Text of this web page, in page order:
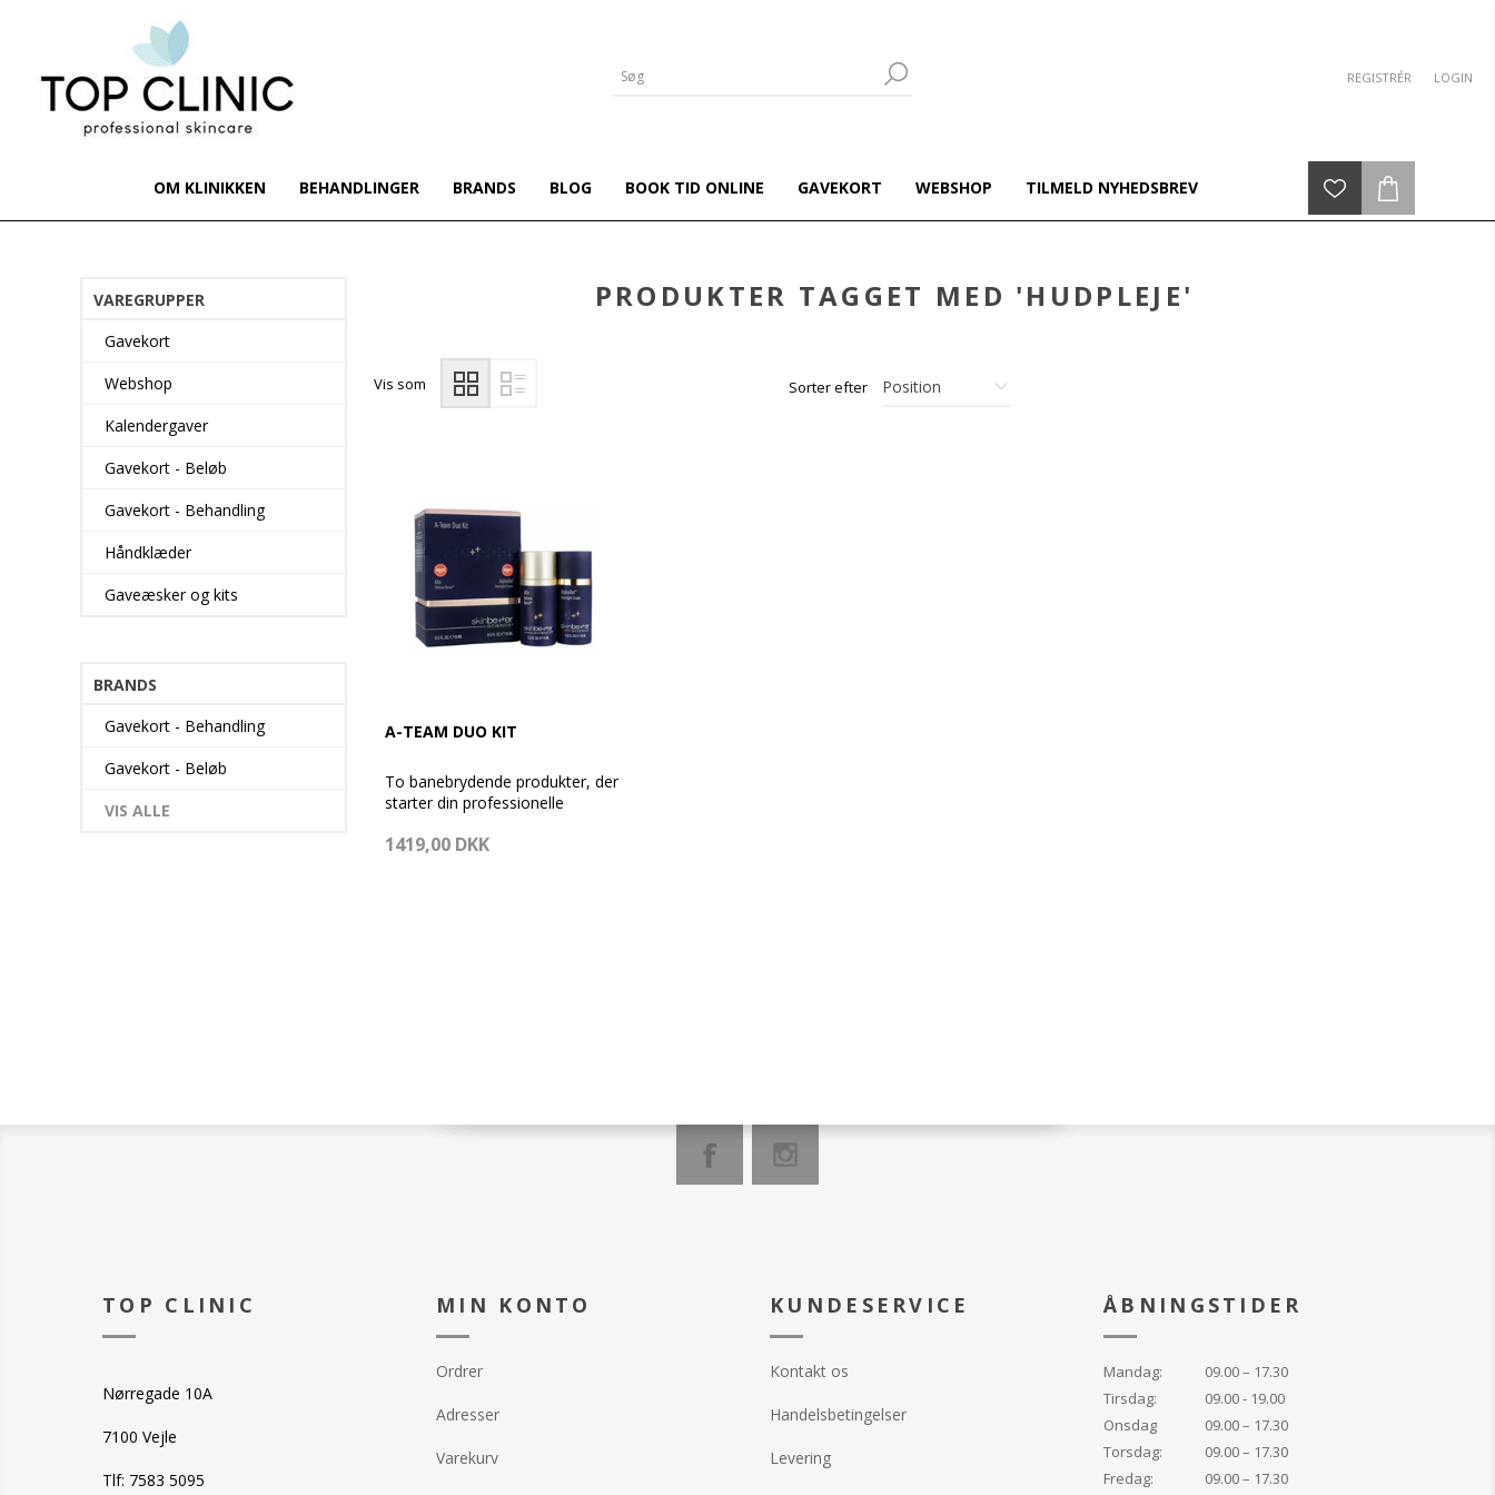
REGISTRÉR LOGIN
OM KLINIKKEN BEHANDLINGER BRANDS BLOG BOOK TID ONLINE GAVEKORT WEBSHOP TILMELD NYHEDSBREV
PRODUKTER TAGGET MED 'HUDPLEJE'
Vis som Sorter efter
A-TEAM DUO KIT
To banebrydende produkter, der
starter din professionelle
Værdi: 1.495,-
bekæmper trist hud, rødme og
teknologi, der kombinerer AHA
og Retinoid for synlige resultater
1419,00 DKK
VAREGRUPPER
Gavekort
Webshop
Kalendergaver
Gavekort - Beløb
Gavekort - Behandling
Håndklæder
Gaveæsker og kits
BRANDS
Gavekort - Behandling
Gavekort - Beløb
VIS ALLE
TOP CLINIC
Nørregade 10A
7100 Vejle
Tlf: 7583 5095
MIN KONTO
Ordrer
Adresser
Varekurv
KUNDESERVICE
Kontakt os
Handelsbetingelser
Levering
ÅBNINGSTIDER
Mandag:
09.00 – 17.30
Tirsdag:
09.00 - 19.00
Onsdag
09.00 – 17.30
Torsdag:
09.00 – 17.30
Fredag:
09.00 – 17.30